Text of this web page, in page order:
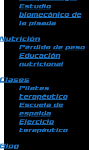
Estudio
biomecánico de
la pisada
Pérdida de peso
Educación
nutricional
Pilates
terapéutico
Escuela de
espalda
Ejercicio
terapéutico